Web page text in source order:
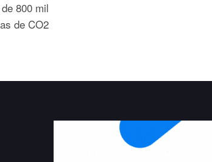
800 mil
de CO2